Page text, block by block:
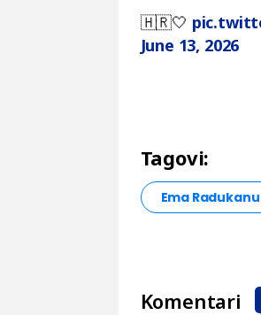
🇭🇷🤍
June 13, 2026
Tagovi:
Ema Radukanu
Komentari